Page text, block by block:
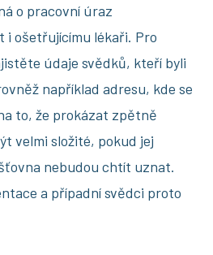
o pracovní úraz
i ošetřujícímu lékaři. Pro
údaje svědků, kteří byli
například adresu, kde se
to, že prokázat zpětně
velmi složité, pokud jej
nebudou chtít uznat.
a případní svědci proto